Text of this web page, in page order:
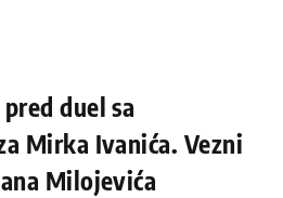
duel sa
Mirka Ivanića. Vezni
Milojevića